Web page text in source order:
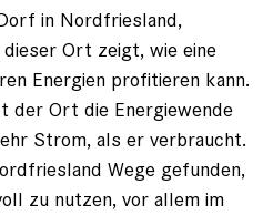
in Nordfriesland,
Ort zeigt, wie eine
Energien profitieren kann.
der Ort die Energiewende
Strom, als er verbraucht.
Wege gefunden,
zu nutzen, vor allem im